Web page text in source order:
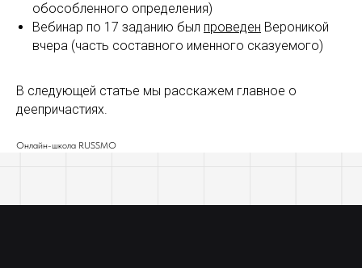
обособленного определения)
Вебинар по 17 заданию был проведен Вероникой
вчера (часть составного именного сказуемого)
В следующей статье мы расскажем главное о
деепричастиях.
Онлайн-школа RUSSMO